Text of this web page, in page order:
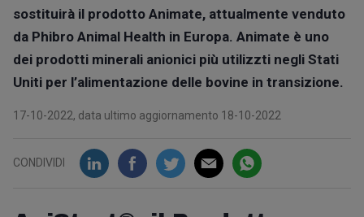
sostituirà il prodotto Animate, attualmente venduto
da Phibro Animal Health in Europa. Animate è uno
dei prodotti minerali anionici più utilizzti negli Stati
Uniti per l’alimentazione delle bovine in transizione.
17-10-2022, data ultimo aggiornamento 18-10-2022
CONDIVIDI